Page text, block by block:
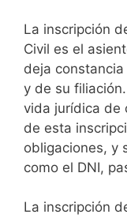
La inscripción
Civil es el
deja
y de su
vida jurídica de
de esta
obligaciones, y
como el DNI,
La inscripción